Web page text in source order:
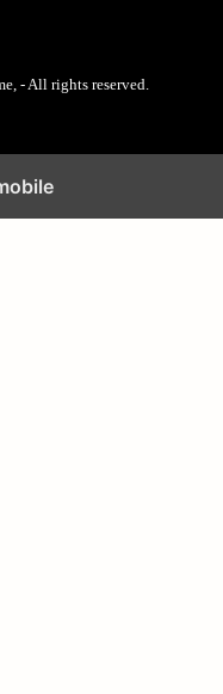
- All rights reserved.